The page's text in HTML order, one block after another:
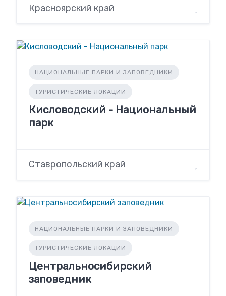
Красноярский край
НАЦИОНАЛЬНЫЕ ПАРКИ И ЗАПОВЕДНИКИ
ТУРИСТИЧЕСКИЕ ЛОКАЦИИ
Кисловодский - Национальный
парк
Ставропольский край
НАЦИОНАЛЬНЫЕ ПАРКИ И ЗАПОВЕДНИКИ
ТУРИСТИЧЕСКИЕ ЛОКАЦИИ
Центральносибирский
заповедник